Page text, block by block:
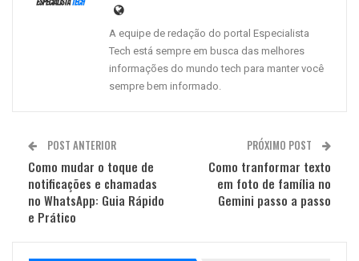
A equipe de redação do portal Especialista
Tech está sempre em busca das melhores
informações do mundo tech para manter você
sempre bem informado.
POST ANTERIOR
Como mudar o toque de
notificações e chamadas
no WhatsApp: Guia Rápido
e Prático
PRÓXIMO POST
Como tranformar texto
em foto de família no
Gemini passo a passo